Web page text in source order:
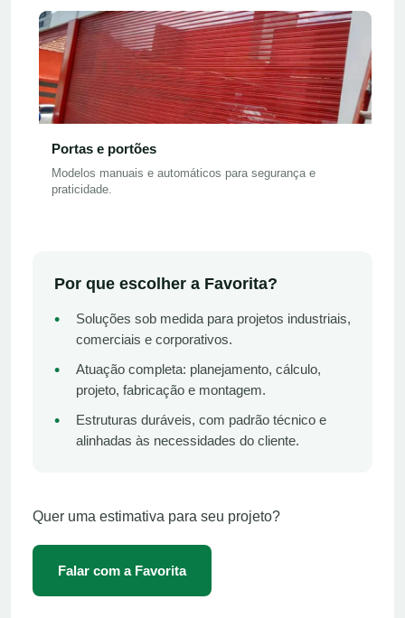
Portas e portões
Modelos manuais e automáticos para segurança e
praticidade.
Por que escolher a Favorita?
•
Soluções sob medida para projetos industriais,
comerciais e corporativos.
•
Atuação completa: planejamento, cálculo,
projeto, fabricação e montagem.
•
Estruturas duráveis, com padrão técnico e
alinhadas às necessidades do cliente.
Quer uma estimativa para seu projeto?
Falar com a Favorita